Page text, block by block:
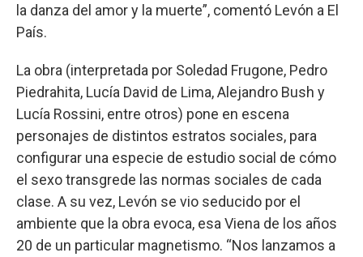
la danza del amor y la muerte”, comentó Levón a El
País.
La obra (interpretada por Soledad Frugone, Pedro
Piedrahita, Lucía David de Lima, Alejandro Bush y
Lucía Rossini, entre otros) pone en escena
personajes de distintos estratos sociales, para
configurar una especie de estudio social de cómo
el sexo transgrede las normas sociales de cada
clase. A su vez, Levón se vio seducido por el
ambiente que la obra evoca, esa Viena de los años
20 de un particular magnetismo. “Nos lanzamos a